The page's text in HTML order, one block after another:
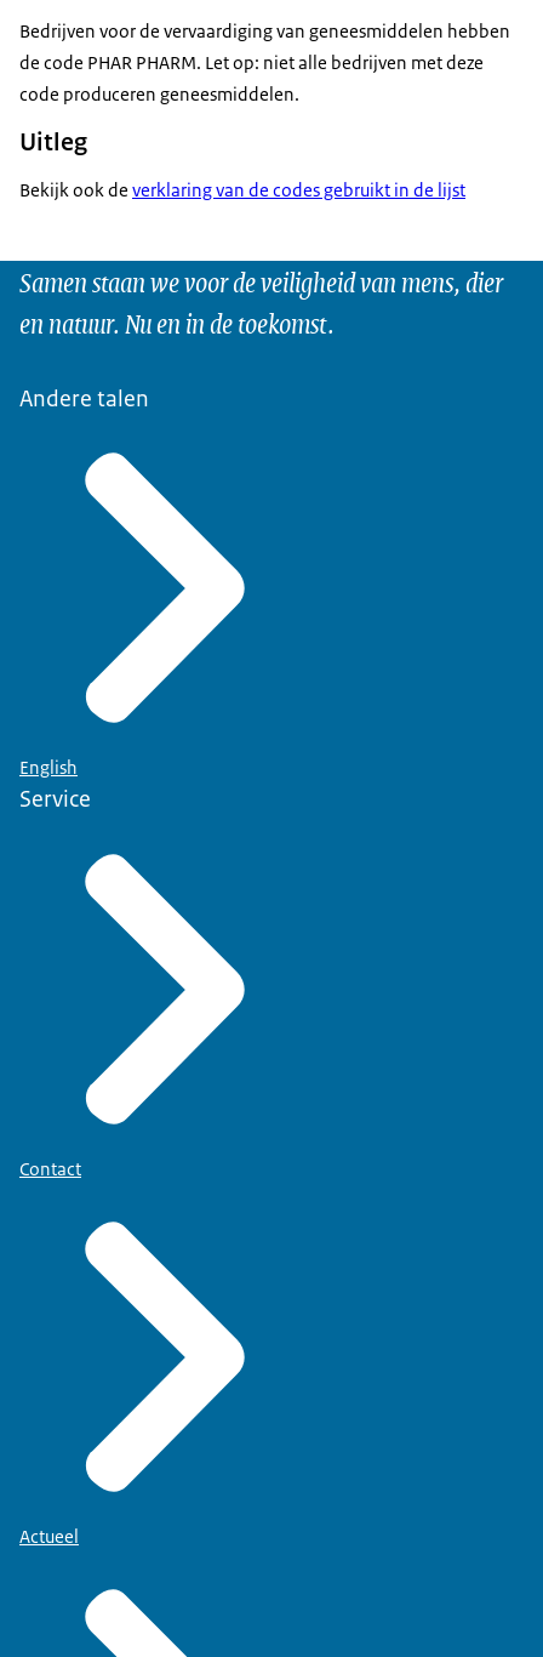
Bedrijven voor de vervaardiging van geneesmiddelen hebben
de code PHAR PHARM. Let op: niet alle bedrijven met deze
code produceren geneesmiddelen.
Uitleg
Bekijk ook de verklaring van de codes gebruikt in de lijst
Samen staan we voor de veiligheid van mens, dier
en natuur. Nu en in de toekomst.
Andere talen
English
Service
Contact
Actueel